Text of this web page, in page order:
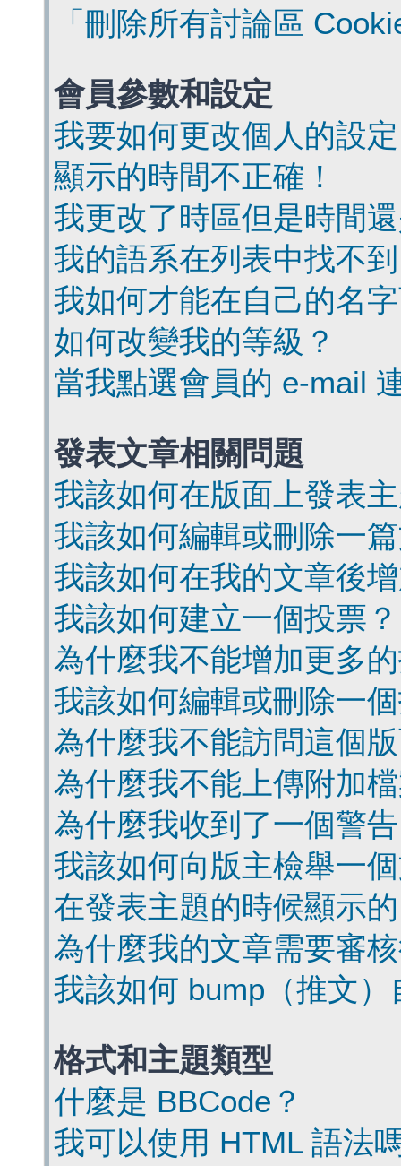
「刪除所有討論區
會員參數和設定
我要如何更改個人的設
顯示的時間不正確！
我更改了時區但是時間
我的語系在列表中找不
我如何才能在自己的名
如何改變我的等級？
當我點選會員的 e-mail
發表文章相關問題
我該如何在版面上發表
我該如何編輯或刪除一
我該如何在我的文章後
我該如何建立一個投票？
為什麼我不能增加更多
我該如何編輯或刪除一
為什麼我不能訪問這個
為什麼我不能上傳附加
為什麼我收到了一個警
我該如何向版主檢舉一
在發表主題的時候顯示
為什麼我的文章需要審
我該如何 bump（推文
格式和主題類型
什麼是 BBCode？
我可以使用 HTML 語法